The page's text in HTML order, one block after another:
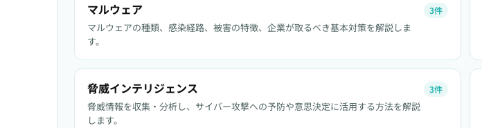
マルウェア
マルウェアの種類、感染経路、被害の特徴、企業が取るべき基本対策を解説しま
す。
3件
脅威インテリジェンス
脅威情報を収集・分析し、サイバー攻撃への予防や意思決定に活用する方法を解説
します。
3件